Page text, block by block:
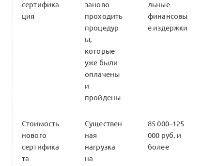
сертифика
ция
заново
проходить
процедур
ы,
которые
уже были
оплачены
и
пройдены
льные
финансовы
е издержки
Стоимость
нового
сертифика
та
Существен
ная
нагрузка
на
85 000–125
000 руб. и
более